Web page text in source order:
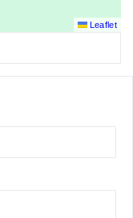
Leaflet